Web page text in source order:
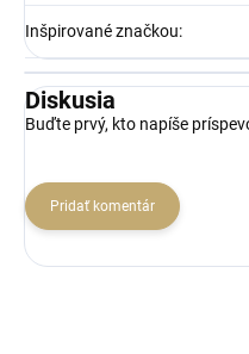
Inšpirované značkou:
Diskusia
Buďte prvý, kto napíše
Pridať komentár